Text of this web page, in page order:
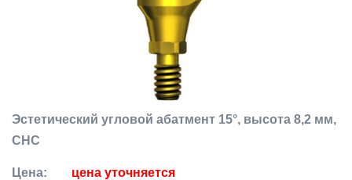
Эстетический угловой абатмент 15°, высота 8,2 мм,
CHC
Цена: цена уточняется